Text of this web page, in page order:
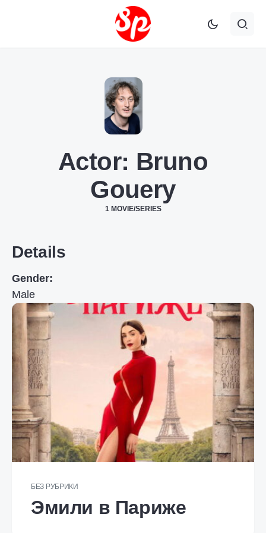
Actor: Bruno
Gouery
1 MOVIE/SERIES
Details
Gender:
Male
БЕЗ РУБРИКИ
Эмили в Париже